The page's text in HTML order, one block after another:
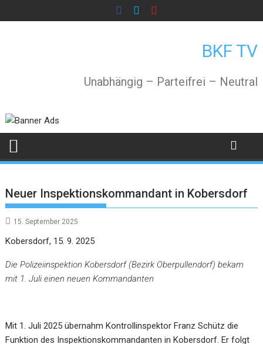
to
BKF TV
Unabhängig – Parteifrei – Neutral
Neuer Inspektionskommandant in Kobersdorf
15. September 2025
Kobersdorf, 15. 9. 2025
Die Polizeiinspektion Kobersdorf (Bezirk Oberpullendorf) bekam
mit 1. Juli einen neuen Kommandanten
Mit 1. Juli 2025 übernahm Kontrollinspektor Franz Schütz die
Funktion des Inspektionskommandanten in Kobersdorf. Er folgt